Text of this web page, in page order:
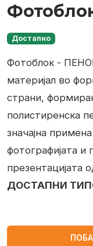
Достапно
Фотоблок -
материјал во
страни,
полистиренска
значајнa
фотографијата и
презентацијата
ДОСТАПНИ